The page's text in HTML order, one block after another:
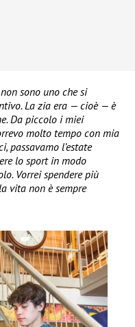
sono uno che si
La zia era — cioè — è
Da piccolo i miei
molto tempo con mia
passavamo l’estate
lo sport in modo
Vorrei spendere più
vita non è sempre